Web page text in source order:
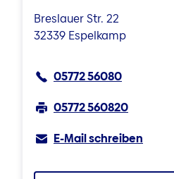
Breslauer Str. 22
32339 Espelkamp
05772 56080
05772 560820
E-Mail schreiben